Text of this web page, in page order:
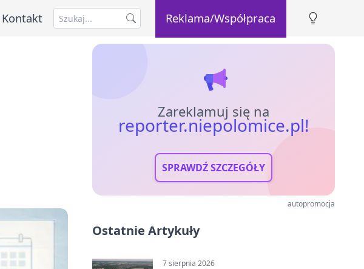
Kontakt Reklama/Współpraca
Zareklamuj się na
reporter.niepolomice.pl!
SPRAWDŹ SZCZEGÓŁY
autopromocja
Ostatnie Artykuły
7 sierpnia 2026